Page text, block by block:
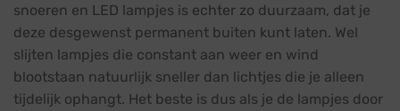
snoeren en LED lampjes is echter zo duurzaam, dat je
deze desgewenst permanent buiten kunt laten. Wel
slijten lampjes die constant aan weer en wind
blootstaan natuurlijk sneller dan lichtjes die je alleen
tijdelijk ophangt. Het beste is dus als je de lampjes door